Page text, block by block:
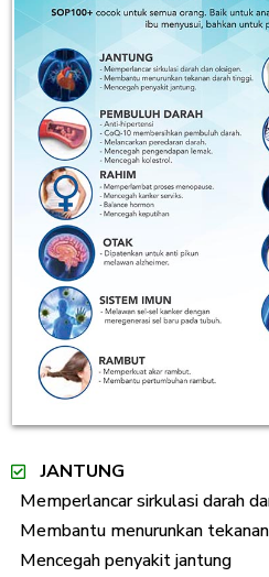
JANTUNG
Memperlancar sirkulasi darah
Membantu menurunkan
Mencegah penyakit jantung